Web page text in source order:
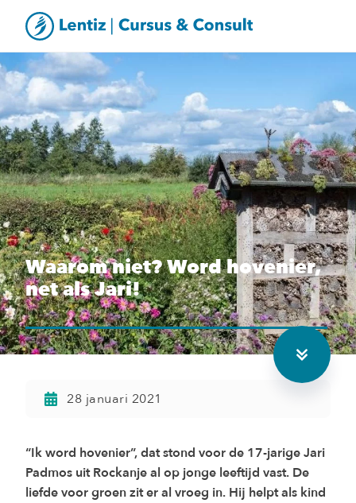
Waarom niet? Word hovenier,
net als Jari!
28 januari 2021
“Ik word hovenier”, dat stond voor de 17-jarige Jari
Padmos uit Rockanje al op jonge leeftijd vast. De
liefde voor groen zit er al vroeg in. Hij helpt als kind